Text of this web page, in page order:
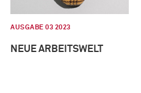
AUSGABE 03 2023
NEUE ARBEITSWELT